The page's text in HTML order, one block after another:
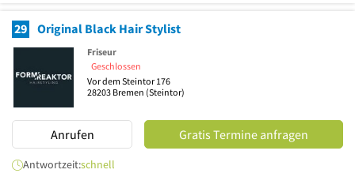
29 Original Black Hair Stylist
Friseur
Geschlossen
Vor dem Steintor 176
28203 Bremen (Steintor)
Anrufen Gratis Termine anfragen
Antwortzeit:schnell